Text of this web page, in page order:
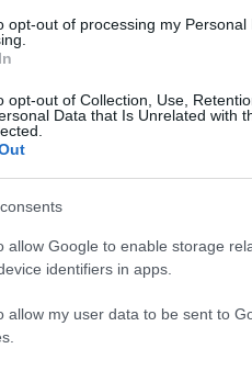
opt-out of processing my Personal
opt-out of Collection, Use,
Data that Is Unrelated with
allow Google to enable storage
identifiers in apps.
allow my user data to be sent to